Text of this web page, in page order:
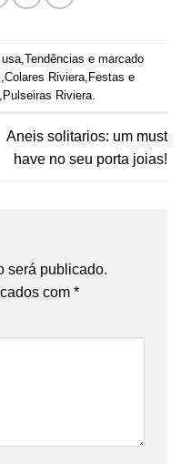
Tendências e marcado
Colares Riviera, Festas e
Pulseiras Riviera.
Aneis solitarios: um must
have no seu porta joias!
será publicado.
com *